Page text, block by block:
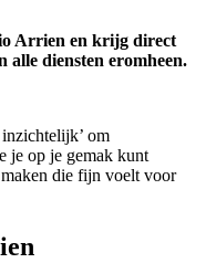
Arrien en krijg direct
alle diensten eromheen.
om
je op je gemak kunt
die fijn voelt voor